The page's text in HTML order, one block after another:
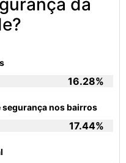
da
16.28%
segurança nos bairros
17.44%